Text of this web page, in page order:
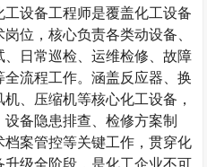
设备工程师是覆盖化工设备
位，核心负责各类动设备、
日常巡检、运维检修、故障
流程工作。涵盖反应器、换
、压缩机等核心化工设备，
备隐患排查、检修方案制
案管控等关键工作，贯穿化
级全阶段，是化工企业不可